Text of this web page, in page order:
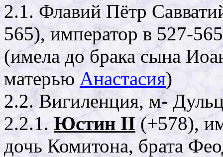
2.1. Флавий Пётр
565), император в 527-
(имела до брака сына
матерью Анастасия)
2.2. Вигиленция, м-
2.2.1. Юстин II(+578),
дочь Комитона, брата